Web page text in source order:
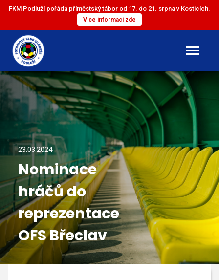
FKM Podluží pořádá příměstský tábor od 17. do 21. srpna v Kosticích.
Více informací zde
DOROST
ST. ŽÁCI
ML. ŽÁCI
ST. PŘÍPRAVKA
ML. PŘÍPRAVKA
MINI
GALERIE
23.03.2024
Nominace
hráčů do
reprezentace
OFS Břeclav